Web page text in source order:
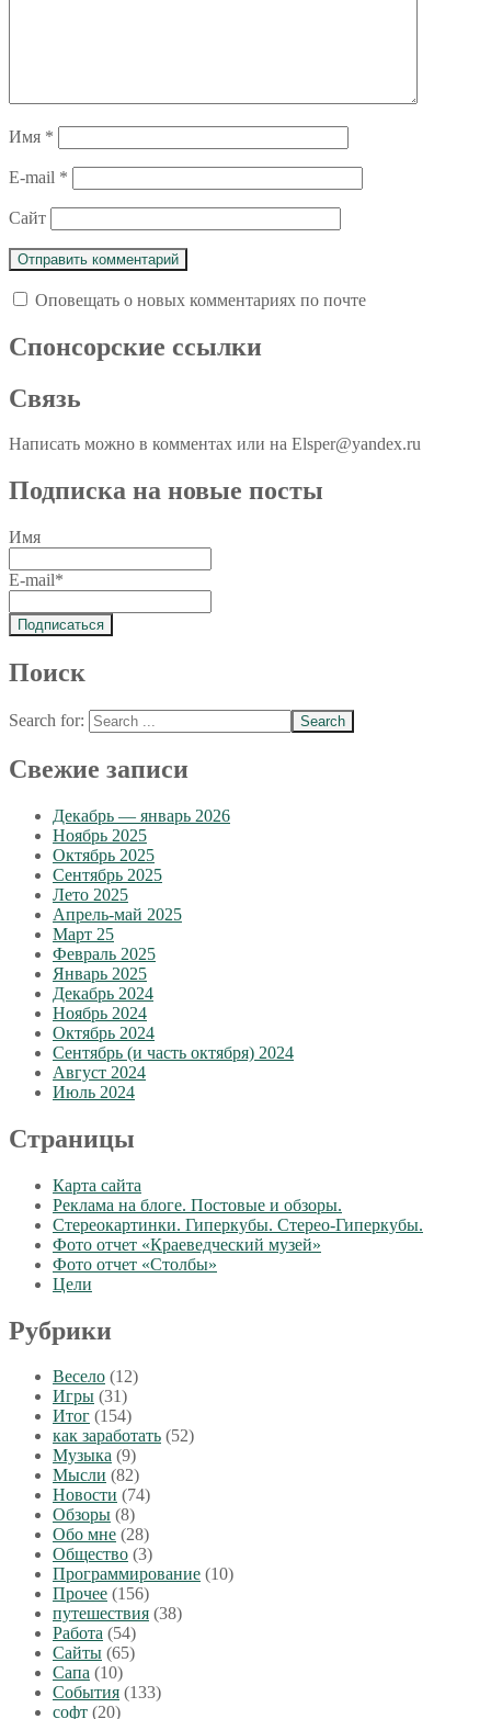
Имя *
E-mail *
Сайт
Оповещать о новых комментариях по почте
Спoнcopcкиe ссылки
Связь
Написать можно в комментах или на Elsper@yandex.ru
Подписка на новые посты
Имя
E-mail*
Поиск
Search for:
Свежие записи
Декабрь — январь 2026
Ноябрь 2025
Октябрь 2025
Сентябрь 2025
Лето 2025
Апрель-май 2025
Март 25
Февраль 2025
Январь 2025
Декабрь 2024
Ноябрь 2024
Октябрь 2024
Сентябрь (и часть октября) 2024
Август 2024
Июль 2024
Страницы
Карта сайта
Реклама на блоге. Постовые и обзоры.
Стереокартинки. Гиперкубы. Стерео-Гиперкубы.
Фото отчет «Краеведческий музей»
Фото отчет «Столбы»
Цели
Рубрики
Весело (12)
Игры (31)
Итог (154)
как заработать (52)
Музыка (9)
Мысли (82)
Новости (74)
Обзоры (8)
Обо мне (28)
Общество (3)
Программирование (10)
Прочее (156)
путешествия (38)
Работа (54)
Сайты (65)
Сапа (10)
События (133)
софт (20)